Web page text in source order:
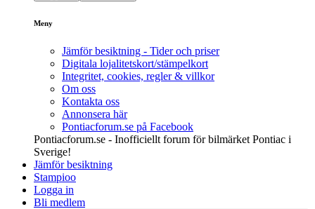
Meny
Jämför besiktning - Tider och priser
Digitala lojalitetskort/stämpelkort
Integritet, cookies, regler & villkor
Om oss
Kontakta oss
Annonsera här
Pontiacforum.se på Facebook
Pontiacforum.se - Inofficiellt forum för bilmärket Pontiac i
Sverige!
Jämför besiktning
Stampioo
Logga in
Bli medlem